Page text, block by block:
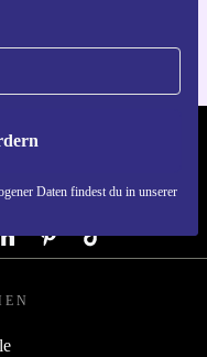
Daten findest du in unserer
- RETHINK NEW.